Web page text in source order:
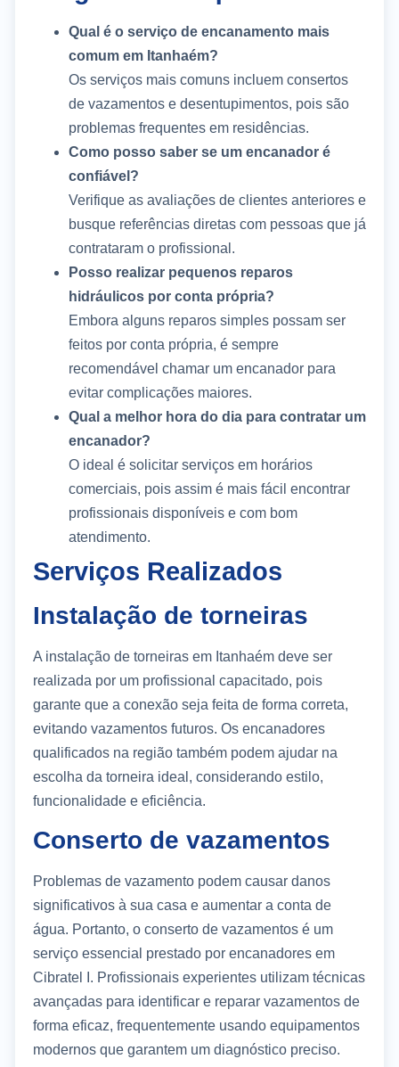
Qual é o serviço de encanamento mais
comum em Itanhaém?
Os serviços mais comuns incluem consertos
de vazamentos e desentupimentos, pois são
problemas frequentes em residências.
Como posso saber se um encanador é
confiável?
Verifique as avaliações de clientes anteriores e
busque referências diretas com pessoas que já
contrataram o profissional.
Posso realizar pequenos reparos
hidráulicos por conta própria?
Embora alguns reparos simples possam ser
feitos por conta própria, é sempre
recomendável chamar um encanador para
evitar complicações maiores.
Qual a melhor hora do dia para contratar um
encanador?
O ideal é solicitar serviços em horários
comerciais, pois assim é mais fácil encontrar
profissionais disponíveis e com bom
atendimento.
Serviços Realizados
Instalação de torneiras
A instalação de torneiras em Itanhaém deve ser
realizada por um profissional capacitado, pois
garante que a conexão seja feita de forma correta,
evitando vazamentos futuros. Os encanadores
qualificados na região também podem ajudar na
escolha da torneira ideal, considerando estilo,
funcionalidade e eficiência.
Conserto de vazamentos
Problemas de vazamento podem causar danos
significativos à sua casa e aumentar a conta de
água. Portanto, o conserto de vazamentos é um
serviço essencial prestado por encanadores em
Cibratel I. Profissionais experientes utilizam técnicas
avançadas para identificar e reparar vazamentos de
forma eficaz, frequentemente usando equipamentos
modernos que garantem um diagnóstico preciso.